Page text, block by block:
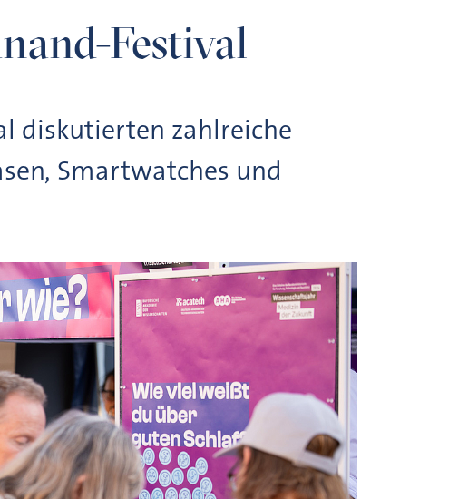
Festival
diskutierten zahlreiche
Smartwatches und